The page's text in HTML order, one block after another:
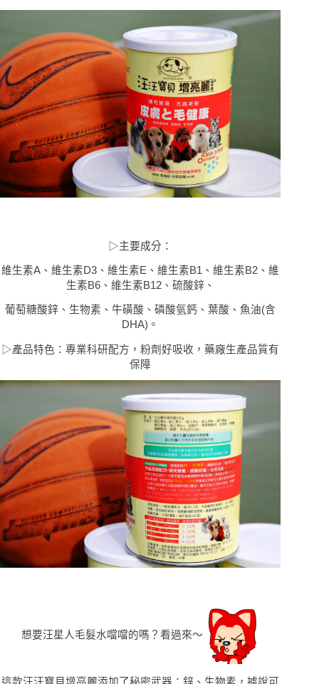
▷主要成分：
維生素A、維生素D3、維生素E、維生素B1、維生素B2、維
生素B6、維生素B12、硫酸鋅、
葡萄糖酸鋅、生物素、牛磺酸、磷酸氫鈣、葉酸、魚油(含
DHA)。
▷產品特色：專業科研配方，粉劑好吸收，藥廠生產品質有
保障
想要汪星人毛髮水噹噹的嗎 ？看過來〜